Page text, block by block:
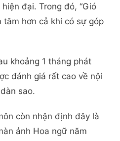
đại. Trong đó, “Gió
tâm hơn cả khi có sự góp
khoảng 1 tháng phát
đánh giá rất cao về nội
sao.
còn nhận định đây là
ảnh Hoa ngữ năm